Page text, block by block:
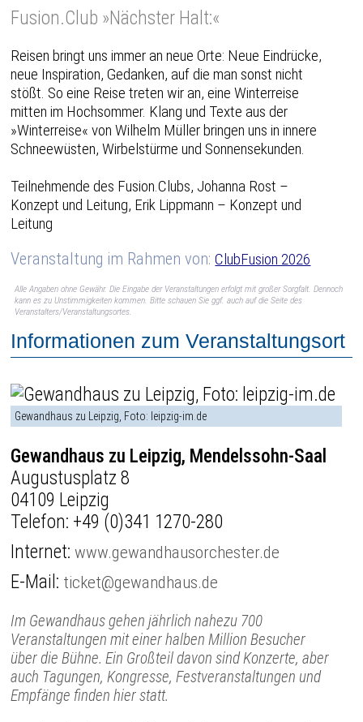
Fusion.Club »Nächster Halt:«
Reisen bringt uns immer an neue Orte: Neue Eindrücke,
neue Inspiration, Gedanken, auf die man sonst nicht
stößt. So eine Reise treten wir an, eine Winterreise
mitten im Hochsommer. Klang und Texte aus der
»Winterreise« von Wilhelm Müller bringen uns in innere
Schneewüsten, Wirbelstürme und Sonnensekunden.
Teilnehmende des Fusion.Clubs, Johanna Rost –
Konzept und Leitung, Erik Lippmann – Konzept und
Leitung
Veranstaltung im Rahmen von:ClubFusion 2026
Alle Angaben ohne Gewähr. Die Eingabe der Veranstaltungen erfolgt mit großer Sorgfalt. Dennoch
kann es zu Unstimmigkeiten kommen. Bitte schauen Sie ggf. auch auf die Seite des
Veranstalters/Veranstaltungsortes.
Informationen zum Veranstaltungsort
Gewandhaus zu Leipzig, Foto: leipzig-im.de
Gewandhaus zu Leipzig, Mendelssohn-Saal
Augustusplatz 8
04109 Leipzig
Telefon: +49 (0)341 1270-280
Internet:www.gewandhausorchester.de
E-Mail: ticket@gewandhaus.de
Im Gewandhaus gehen jährlich nahezu 700
Veranstaltungen mit einer halben Million Besucher
über die Bühne. Ein Großteil davon sind Konzerte, aber
auch Tagungen, Kongresse, Festveranstaltungen und
Empfänge finden hier statt.